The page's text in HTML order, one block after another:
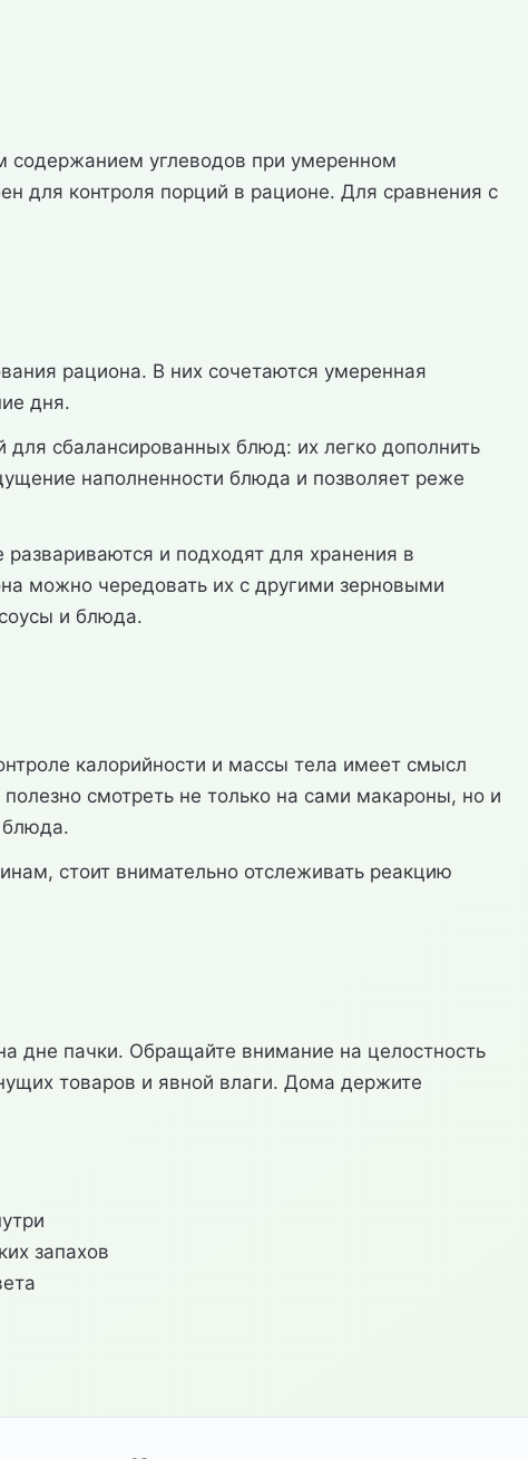
содержанием углеводов при умеренном
для контроля порций в рационе. Для сравнения с
рациона. В них сочетаются умеренная
дня.
для сбалансированных блюд: их легко дополнить
наполненности блюда и позволяет реже
и подходят для хранения в
можно чередовать их с другими зерновыми
и блюда.
калорийности и массы тела имеет смысл
смотреть не только на сами макароны, но и
стоит внимательно отслеживать реакцию
дне пачки. Обращайте внимание на целостность
товаров и явной влаги. Дома держите
запахов